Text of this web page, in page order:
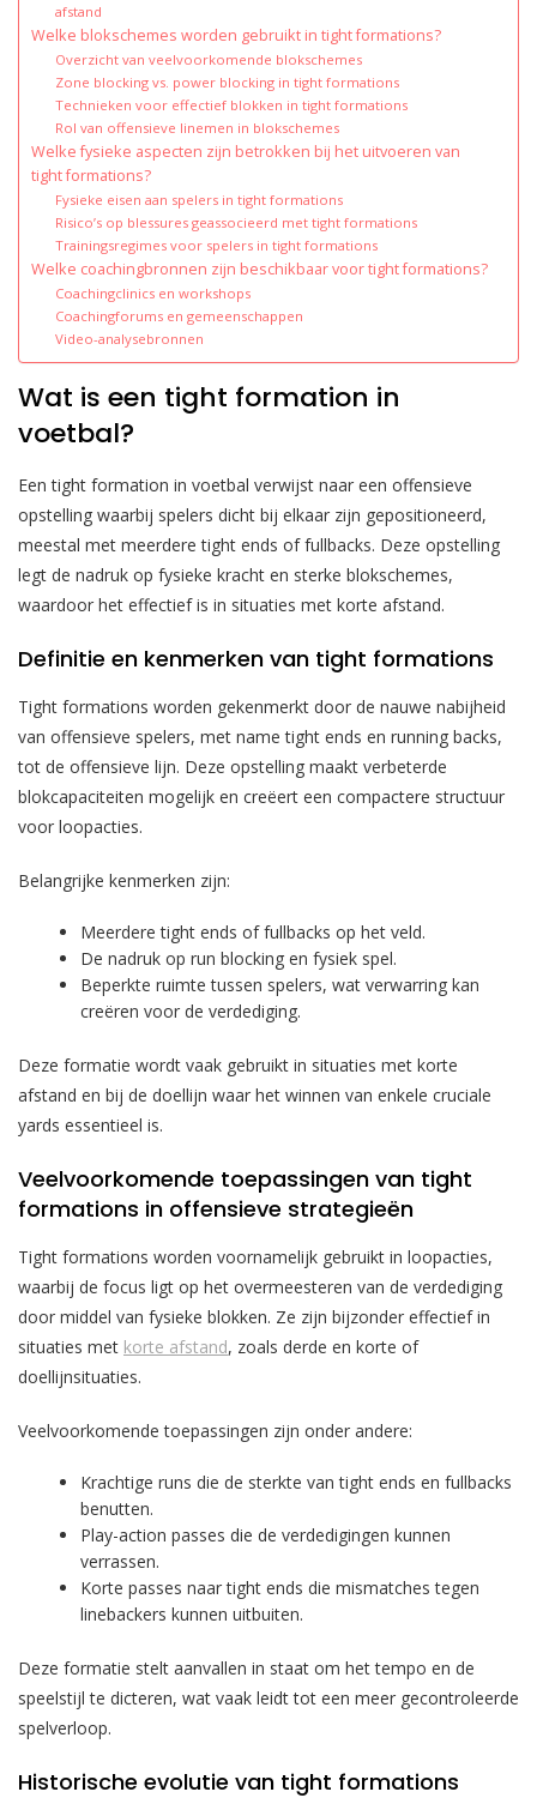
afstand
Welke blokschemes worden gebruikt in tight formations?
Overzicht van veelvoorkomende blokschemes
Zone blocking vs. power blocking in tight formations
Technieken voor effectief blokken in tight formations
Rol van offensieve linemen in blokschemes
Welke fysieke aspecten zijn betrokken bij het uitvoeren van
tight formations?
Fysieke eisen aan spelers in tight formations
Risico’s op blessures geassocieerd met tight formations
Trainingsregimes voor spelers in tight formations
Welke coachingbronnen zijn beschikbaar voor tight formations?
Coachingclinics en workshops
Coachingforums en gemeenschappen
Video-analysebronnen
Wat is een tight formation in
voetbal?
Een tight formation in voetbal verwijst naar een offensieve
opstelling waarbij spelers dicht bij elkaar zijn gepositioneerd,
meestal met meerdere tight ends of fullbacks. Deze opstelling
legt de nadruk op fysieke kracht en sterke blokschemes,
waardoor het effectief is in situaties met korte afstand.
Definitie en kenmerken van tight formations
Tight formations worden gekenmerkt door de nauwe nabijheid
van offensieve spelers, met name tight ends en running backs,
tot de offensieve lijn. Deze opstelling maakt verbeterde
blokcapaciteiten mogelijk en creëert een compactere structuur
voor loopacties.
Belangrijke kenmerken zijn:
Meerdere tight ends of fullbacks op het veld.
De nadruk op run blocking en fysiek spel.
Beperkte ruimte tussen spelers, wat verwarring kan
creëren voor de verdediging.
Deze formatie wordt vaak gebruikt in situaties met korte
afstand en bij de doellijn waar het winnen van enkele cruciale
yards essentieel is.
Veelvoorkomende toepassingen van tight
formations in offensieve strategieën
Tight formations worden voornamelijk gebruikt in loopacties,
waarbij de focus ligt op het overmeesteren van de verdediging
door middel van fysieke blokken. Ze zijn bijzonder effectief in
situaties met korte afstand, zoals derde en korte of
doellijnsituaties.
Veelvoorkomende toepassingen zijn onder andere:
Krachtige runs die de sterkte van tight ends en fullbacks
benutten.
Play-action passes die de verdedigingen kunnen
verrassen.
Korte passes naar tight ends die mismatches tegen
linebackers kunnen uitbuiten.
Deze formatie stelt aanvallen in staat om het tempo en de
speelstijl te dicteren, wat vaak leidt tot een meer gecontroleerde
spelverloop.
Historische evolutie van tight formations